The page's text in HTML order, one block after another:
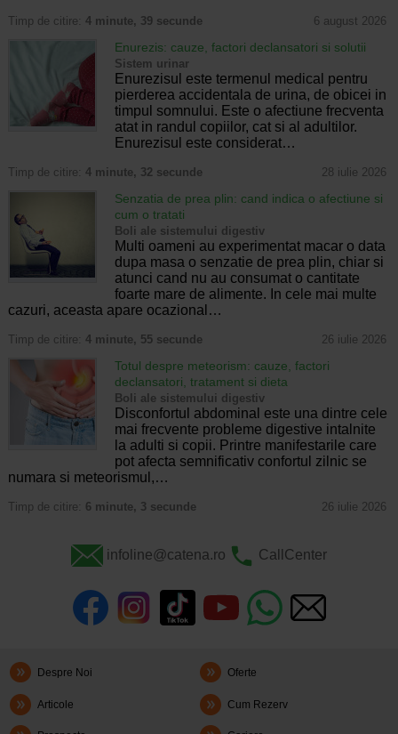
Timp de citire: 4 minute, 39 secunde 6 august 2026
Enurezis: cauze, factori declansatori si solutii
Sistem urinar
Enurezisul este termenul medical pentru
pierderea accidentala de urina, de obicei in
timpul somnului. Este o afectiune frecventa
atat in randul copiilor, cat si al adultilor.
Enurezisul este considerat…
Timp de citire: 4 minute, 32 secunde 28 iulie 2026
Senzatia de prea plin: cand indica o afectiune si
cum o tratati
Boli ale sistemului digestiv
Multi oameni au experimentat macar o data
dupa masa o senzatie de prea plin, chiar si
atunci cand nu au consumat o cantitate
foarte mare de alimente. In cele mai multe
cazuri, aceasta apare ocazional…
Timp de citire: 4 minute, 55 secunde 26 iulie 2026
Totul despre meteorism: cauze, factori
declansatori, tratament si dieta
Boli ale sistemului digestiv
Disconfortul abdominal este una dintre cele
mai frecvente probleme digestive intalnite
la adulti si copii. Printre manifestarile care
pot afecta semnificativ confortul zilnic se
numara si meteorismul,…
Timp de citire: 6 minute, 3 secunde 26 iulie 2026
infoline@catena.ro CallCenter
Despre Noi Oferte
Articole Cum Rezerv